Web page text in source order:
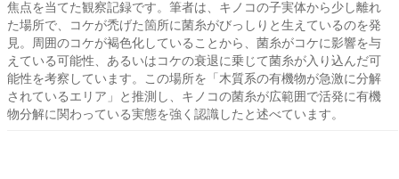
焦点を当てた観察記録です。筆者は、キノコの子実体から少し離れ
た場所で、コケが禿げた箇所に菌糸がびっしりと生えているのを発
見。周囲のコケが褐色化していることから、菌糸がコケに影響を与
えている可能性、あるいはコケの衰退に乗じて菌糸が入り込んだ可
能性を考察しています。この場所を「木質系の有機物が急激に分解
されているエリア」と推測し、キノコの菌糸が広範囲で活発に有機
物分解に関わっている実態を強く認識したと述べています。